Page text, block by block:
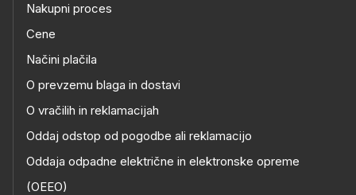
Nakupni proces
Cene
Načini plačila
O prevzemu blaga in dostavi
O vračilih in reklamacijah
Oddaj odstop od pogodbe ali reklamacijo
Oddaja odpadne električne in elektronske opreme
(OEEO)